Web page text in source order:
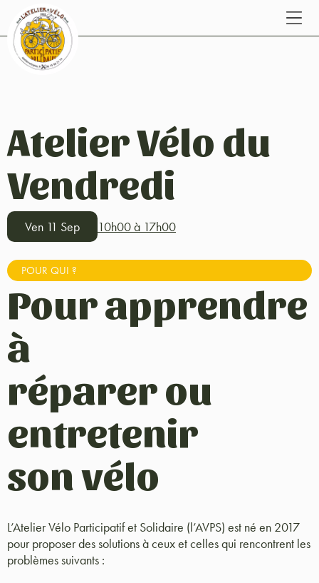
Atelier Vélo du
Vendredi
Ven 11 Sep 10h00 à 17h00
POUR QUI ?
Pour apprendre
à
réparer ou
entretenir
son vélo
L’Atelier Vélo Participatif et Solidaire (l’AVPS) est né en 2017
pour proposer des solutions à ceux et celles qui rencontrent les
problèmes suivants :